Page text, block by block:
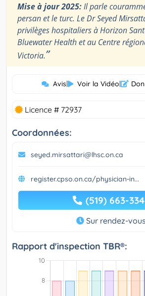
Mise à jour 2025:Il parle
persan et le turc. Le Dr Seyed
privilèges hospitaliers à Horizon
Bluewater Health et au Centre
Victoria.”
Avis| Voir la Vidéo|
Licence # 72937
Coordonnées:
seyed.mirsattari@lhsc.on.ca
register.cpso.on.ca/physician-in...
(519) 663-
Sur rendez-vous
Rapport d'inspection TBR®: